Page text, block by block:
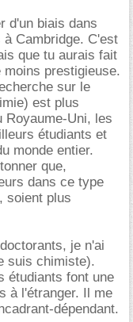
d'un biais dans
Cambridge. C'est
que tu aurais fait
prestigieuse.
sur le
est plus
Royaume-Uni, les
étudiants et
monde entier.
que,
dans ce type
soient plus
je n'ai
suis chimiste).
étudiants font une
à l'étranger. Il me
dépendant.